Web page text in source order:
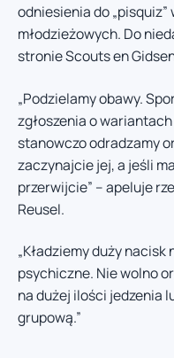
odniesienia do
młodzieżowych. Do
stronie Scouts en
„Podzielamy obawy.
zgłoszenia o
stanowczo odradzamy
zaczynajcie jej, a jeśli
przerwijcie” – apeluje
Reusel.
„Kładziemy duży
psychiczne. Nie wolno
na dużej ilości jedzenia
grupową.”